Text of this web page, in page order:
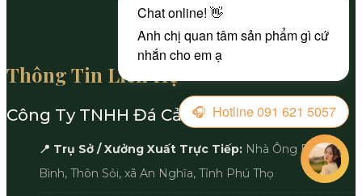
Thông Tin Liên Hệ
Công Ty TNHH Đá Cảnh Quan Thiên An
📍 Trụ Sở / Xưởng Xuất Trực Tiếp: Nhà Ông Bà Phú
Bình, Thôn Sỏi, xã An Nghĩa, Tỉnh Phú Thọ